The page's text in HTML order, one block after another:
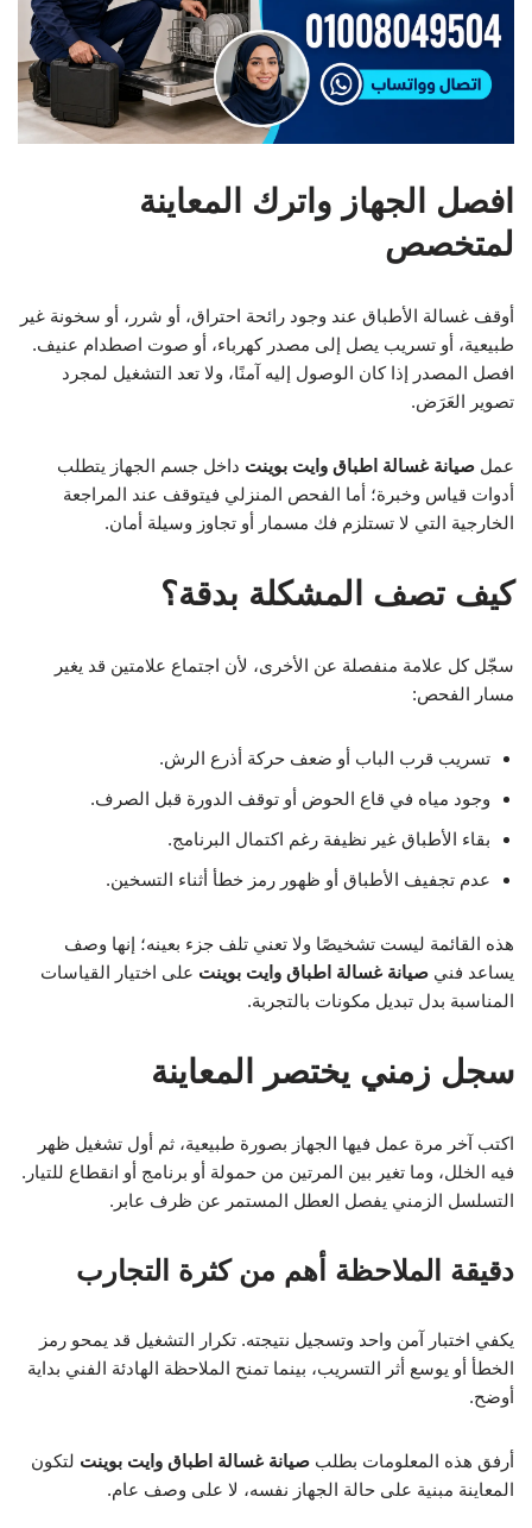
افصل الجهاز واترك المعاينة
لمتخصص
أوقف غسالة الأطباق عند وجود رائحة احتراق، أو شرر، أو سخونة غير
طبيعية، أو تسريب يصل إلى مصدر كهرباء، أو صوت اصطدام عنيف.
افصل المصدر إذا كان الوصول إليه آمنًا، ولا تعد التشغيل لمجرد
تصوير العَرَض.
عمل صيانة غسالة اطباق وايت بوينت داخل جسم الجهاز يتطلب
أدوات قياس وخبرة؛ أما الفحص المنزلي فيتوقف عند المراجعة
الخارجية التي لا تستلزم فك مسمار أو تجاوز وسيلة أمان.
كيف تصف المشكلة بدقة؟
سجّل كل علامة منفصلة عن الأخرى، لأن اجتماع علامتين قد يغير
مسار الفحص:
تسريب قرب الباب أو ضعف حركة أذرع الرش.
وجود مياه في قاع الحوض أو توقف الدورة قبل الصرف.
بقاء الأطباق غير نظيفة رغم اكتمال البرنامج.
عدم تجفيف الأطباق أو ظهور رمز خطأ أثناء التسخين.
هذه القائمة ليست تشخيصًا ولا تعني تلف جزء بعينه؛ إنها وصف
يساعد فني صيانة غسالة اطباق وايت بوينت على اختيار القياسات
المناسبة بدل تبديل مكونات بالتجربة.
سجل زمني يختصر المعاينة
اكتب آخر مرة عمل فيها الجهاز بصورة طبيعية، ثم أول تشغيل ظهر
فيه الخلل، وما تغير بين المرتين من حمولة أو برنامج أو انقطاع للتيار.
التسلسل الزمني يفصل العطل المستمر عن ظرف عابر.
دقيقة الملاحظة أهم من كثرة التجارب
يكفي اختبار آمن واحد وتسجيل نتيجته. تكرار التشغيل قد يمحو رمز
الخطأ أو يوسع أثر التسريب، بينما تمنح الملاحظة الهادئة الفني بداية
أوضح.
أرفق هذه المعلومات بطلب صيانة غسالة اطباق وايت بوينت لتكون
المعاينة مبنية على حالة الجهاز نفسه، لا على وصف عام.